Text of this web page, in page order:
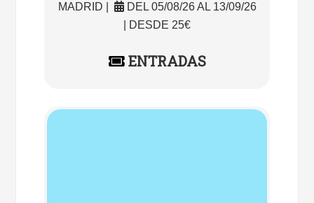
MADRID |
DEL 05/08/26 AL 13/09/26
| DESDE 25€
ENTRADAS